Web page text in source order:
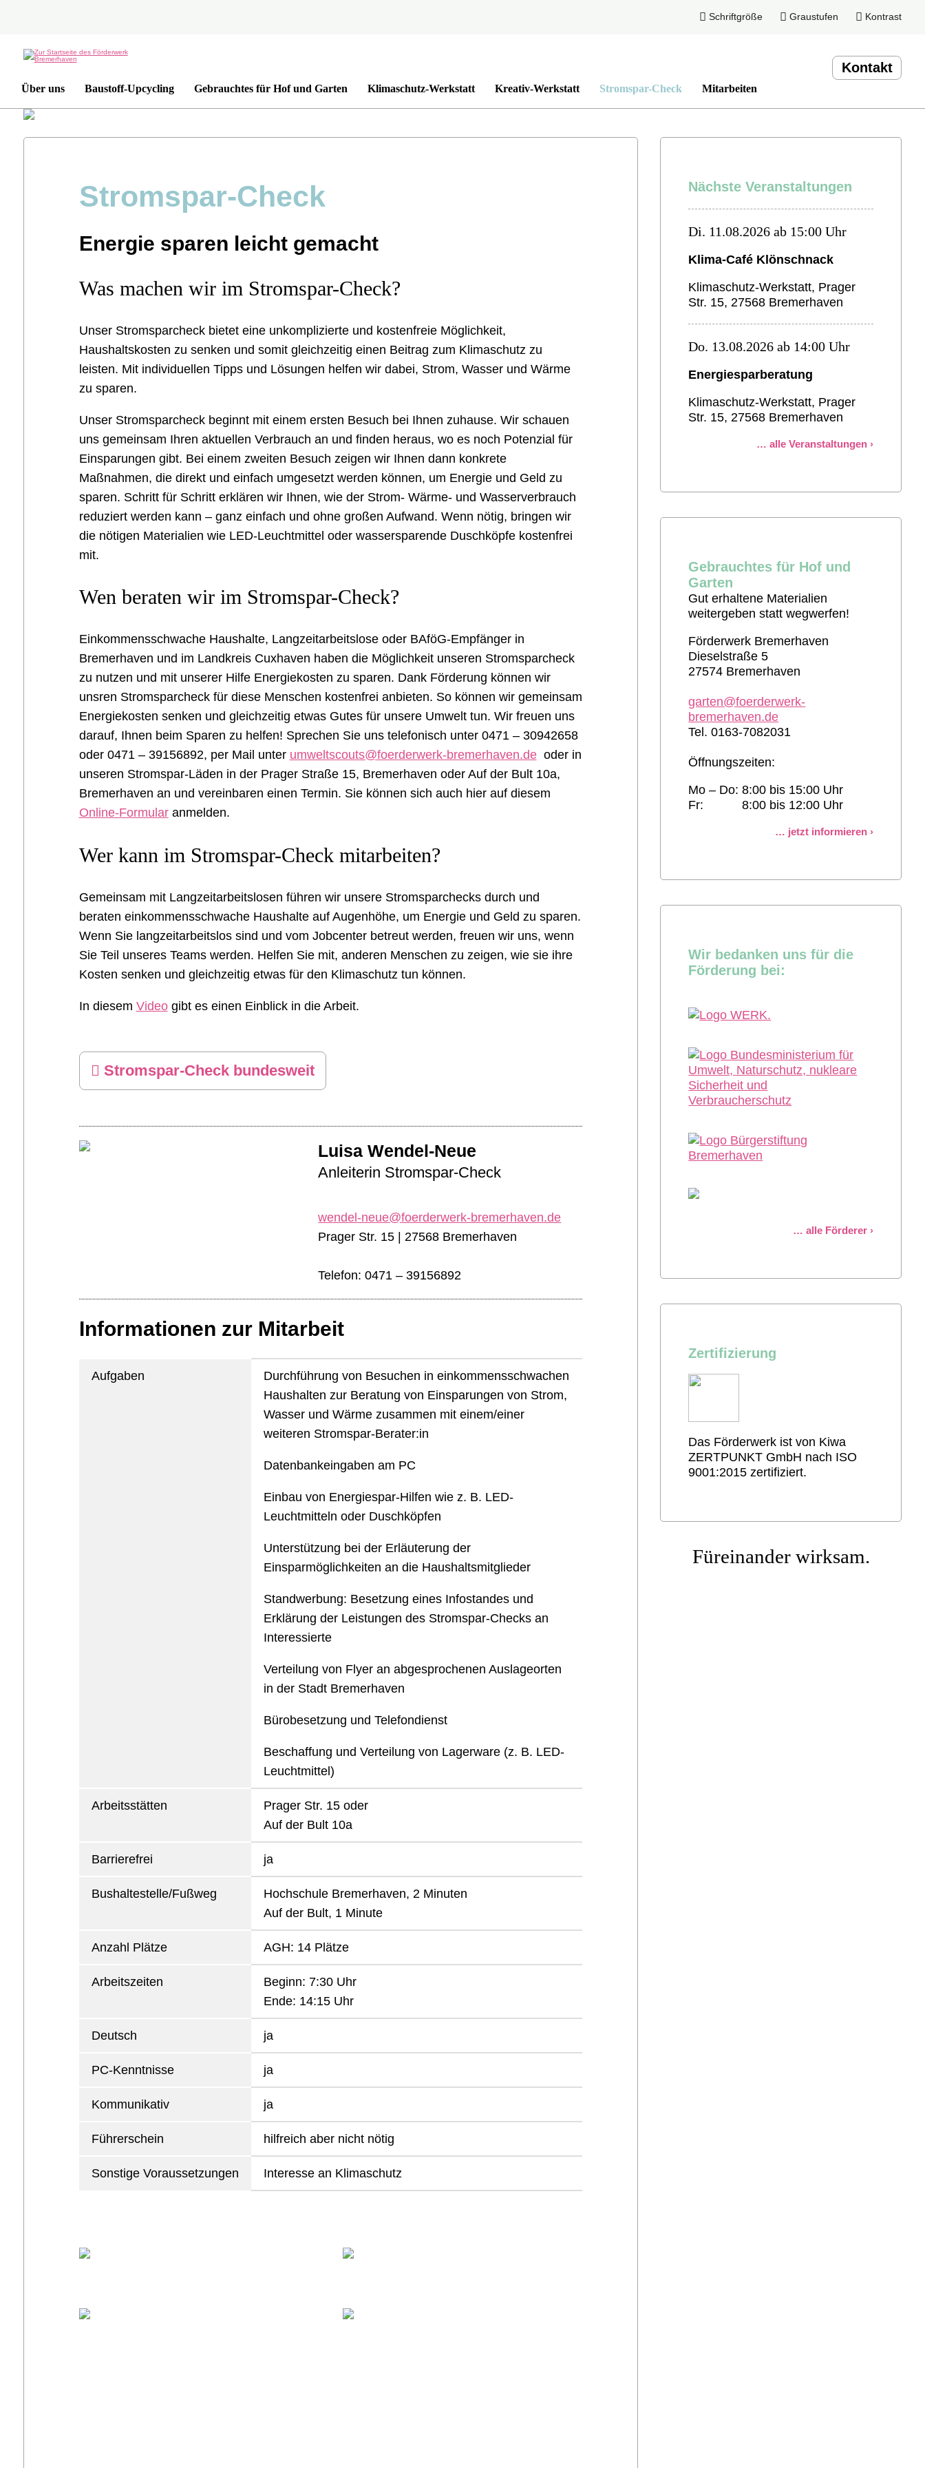
Schriftgröße Graustufen Kontrast
Kontakt
Über uns Baustoff-Upcycling Gebrauchtes für Hof und Garten Klimaschutz-Werkstatt Kreativ-Werkstatt Stromspar-Check Mitarbeiten
Stromspar-Check
Energie sparen leicht gemacht
Was machen wir im Stromspar-Check?
Unser Stromsparcheck bietet eine unkomplizierte und kostenfreie Möglichkeit,
Haushaltskosten zu senken und somit gleichzeitig einen Beitrag zum Klimaschutz zu
leisten. Mit individuellen Tipps und Lösungen helfen wir dabei, Strom, Wasser und Wärme
zu sparen.
Unser Stromsparcheck beginnt mit einem ersten Besuch bei Ihnen zuhause. Wir schauen
uns gemeinsam Ihren aktuellen Verbrauch an und finden heraus, wo es noch Potenzial für
Einsparungen gibt. Bei einem zweiten Besuch zeigen wir Ihnen dann konkrete
Maßnahmen, die direkt und einfach umgesetzt werden können, um Energie und Geld zu
sparen. Schritt für Schritt erklären wir Ihnen, wie der Strom- Wärme- und Wasserverbrauch
reduziert werden kann – ganz einfach und ohne großen Aufwand. Wenn nötig, bringen wir
die nötigen Materialien wie LED-Leuchtmittel oder wassersparende Duschköpfe kostenfrei
mit.
Wen beraten wir im Stromspar-Check?
Einkommensschwache Haushalte, Langzeitarbeitslose oder BAföG-Empfänger in
Bremerhaven und im Landkreis Cuxhaven haben die Möglichkeit unseren Stromsparcheck
zu nutzen und mit unserer Hilfe Energiekosten zu sparen. Dank Förderung können wir
unsren Stromsparcheck für diese Menschen kostenfrei anbieten. So können wir gemeinsam
Energiekosten senken und gleichzeitig etwas Gutes für unsere Umwelt tun. Wir freuen uns
darauf, Ihnen beim Sparen zu helfen! Sprechen Sie uns telefonisch unter 0471 – 30942658
oder 0471 – 39156892, per Mail unter umweltscouts@foerderwerk-bremerhaven.deoder in
unseren Stromspar-Läden in der Prager Straße 15, Bremerhaven oder Auf der Bult 10a,
Bremerhaven an und vereinbaren einen Termin. Sie können sich auch hier auf diesem
Online-Formularanmelden.
Wer kann im Stromspar-Check mitarbeiten?
Gemeinsam mit Langzeitarbeitslosen führen wir unsere Stromsparchecks durch und
beraten einkommensschwache Haushalte auf Augenhöhe, um Energie und Geld zu sparen.
Wenn Sie langzeitarbeitslos sind und vom Jobcenter betreut werden, freuen wir uns, wenn
Sie Teil unseres Teams werden. Helfen Sie mit, anderen Menschen zu zeigen, wie sie ihre
Kosten senken und gleichzeitig etwas für den Klimaschutz tun können.
In diesem Videogibt es einen Einblick in die Arbeit.
Stromspar-Check bundesweit
Luisa Wendel-Neue
Anleiterin Stromspar-Check
wendel-neue@foerderwerk-bremerhaven.de
Prager Str. 15 | 27568 Bremerhaven
Telefon: 0471 – 39156892
Informationen zur Mitarbeit
Aufgaben
Durchführung von Besuchen in einkommensschwachen
Haushalten zur Beratung von Einsparungen von Strom,
Wasser und Wärme zusammen mit einem/einer
weiteren Stromspar-Berater:in
Datenbankeingaben am PC
Einbau von Energiespar-Hilfen wie z. B. LED-
Leuchtmitteln oder Duschköpfen
Unterstützung bei der Erläuterung der
Einsparmöglichkeiten an die Haushaltsmitglieder
Standwerbung: Besetzung eines Infostandes und
Erklärung der Leistungen des Stromspar-Checks an
Interessierte
Verteilung von Flyer an abgesprochenen Auslageorten
in der Stadt Bremerhaven
Bürobesetzung und Telefondienst
Beschaffung und Verteilung von Lagerware (z. B. LED-
Leuchtmittel)
Arbeitsstätten
Prager Str. 15 oder
Auf der Bult 10a
Barrierefrei ja
Bushaltestelle/Fußweg
Hochschule Bremerhaven, 2 Minuten
Auf der Bult, 1 Minute
Anzahl Plätze AGH: 14 Plätze
Arbeitszeiten
Beginn: 7:30 Uhr
Ende: 14:15 Uhr
Deutsch ja
PC-Kenntnisse ja
Kommunikativ ja
Führerschein hilfreich aber nicht nötig
Sonstige Voraussetzungen Interesse an Klimaschutz
Nächste Veranstaltungen
Di. 11.08.2026 ab 15:00 Uhr
Klima-Café Klönschnack
Klimaschutz-Werkstatt, Prager
Str. 15, 27568 Bremerhaven
Do. 13.08.2026 ab 14:00 Uhr
Energiesparberatung
Klimaschutz-Werkstatt, Prager
Str. 15, 27568 Bremerhaven
alle Veranstaltungen
Gebrauchtes für Hof und
Garten
Gut erhaltene Materialien
weitergeben statt wegwerfen!
Förderwerk Bremerhaven
Dieselstraße 5
27574 Bremerhaven
garten@foerderwerk-
bremerhaven.de
Tel. 0163-7082031
Öffnungszeiten:
Mo – Do:8:00 bis 15:00 Uhr
Fr:
8:00 bis 12:00 Uhr
jetzt informieren
Wir bedanken uns für die
Förderung bei:
alle Förderer
Zertifizierung
Das Förderwerk ist von Kiwa
ZERTPUNKT GmbH nach ISO
9001:2015 zertifiziert.
Füreinander wirksam.